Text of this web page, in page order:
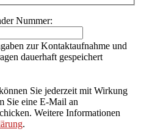
Nummer:
zur Kontaktaufnahme und
dauerhaft gespeichert
Sie jederzeit mit Wirkung
Sie eine E-Mail an
Weitere Informationen
.